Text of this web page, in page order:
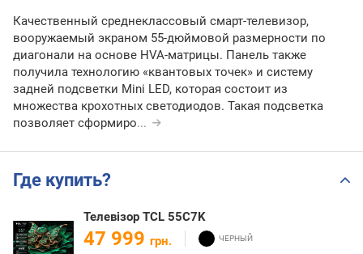
Качественный среднеклассовый смарт-телевизор,
вооружаемый экраном 55-дюймовой размерности по
диагонали на основе HVA-матрицы. Панель также
получила технологию «квантовых точек» и систему
задней подсветки Mini LED, которая состоит из
множества крохотных светодиодов. Такая подсветка
позволяет сформиро...
Где купить?
Телевізор TCL 55C7K
47 999 грн.